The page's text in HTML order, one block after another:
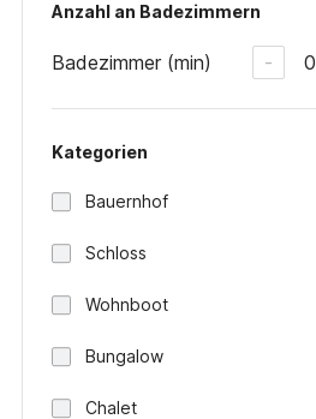
Anzahl an Badezimmern
Badezimmer (min) - 0
Kategorien
Bauernhof
Schloss
Wohnboot
Bungalow
Chalet